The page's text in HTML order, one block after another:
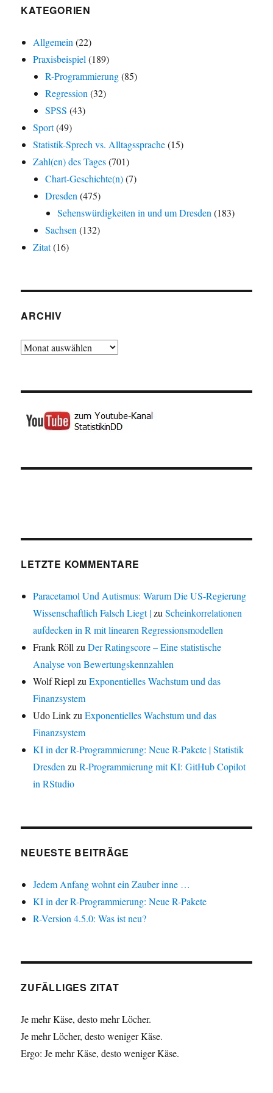
KATEGORIEN
Allgemein (22)
Praxisbeispiel (189)
R-Programmierung(85)
Regression (32)
SPSS (43)
Sport(49)
Statistik-Sprech vs. Alltagssprache(15)
Zahl(en) des Tages(701)
Chart-Geschichte(n)(7)
Dresden (475)
Sehenswürdigkeiten in und um Dresden (183)
Sachsen (132)
Zitat(16)
ARCHIV
Archiv
LETZTE KOMMENTARE
Paracetamol Und Autismus: Warum Die US-Regierung
Wissenschaftlich Falsch Liegt |zuScheinkorrelationen
aufdecken in R mit linearen Regressionsmodellen
Frank Röll zuDer Ratingscore – Eine statistische
Analyse von Bewertungskennzahlen
Wolf Riepl zuExponentielles Wachstum und das
Finanzsystem
Udo LinkzuExponentielles Wachstum und das
Finanzsystem
KI in der R-Programmierung: Neue R-Pakete | Statistik
Dresden zuR-Programmierung mit KI: GitHub Copilot
in RStudio
NEUESTE BEITRÄGE
Jedem Anfang wohnt ein Zauber inne …
KI in der R-Programmierung: Neue R-Pakete
R-Version 4.5.0: Was ist neu?
ZUFÄLLIGES ZITAT
Je mehr Käse, desto mehr Löcher.
Je mehr Löcher, desto weniger Käse.
Ergo: Je mehr Käse, desto weniger Käse.